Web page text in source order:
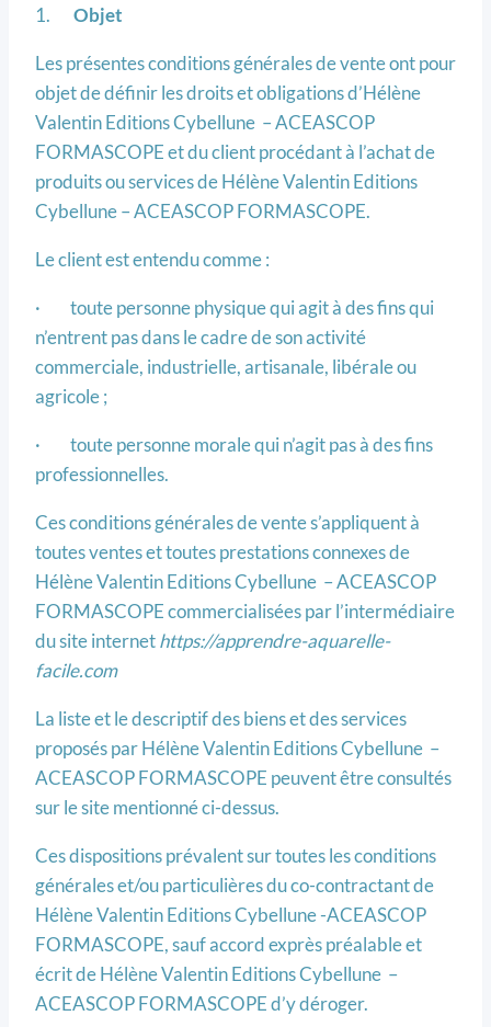
1. Objet
Les présentes conditions générales de vente ont pour
objet de définir les droits et obligations d’Hélène
Valentin Editions Cybellune – ACEASCOP
FORMASCOPE et du client procédant à l’achat de
produits ou services de Hélène Valentin Editions
Cybellune – ACEASCOP FORMASCOPE.
Le client est entendu comme :
· toute personne physique qui agit à des fins qui
n’entrent pas dans le cadre de son activité
commerciale, industrielle, artisanale, libérale ou
agricole ;
· toute personne morale qui n’agit pas à des fins
professionnelles.
Ces conditions générales de vente s’appliquent à
toutes ventes et toutes prestations connexes de
Hélène Valentin Editions Cybellune – ACEASCOP
FORMASCOPE commercialisées par l’intermédiaire
du site internethttps://apprendre-aquarelle-
facile.com
La liste et le descriptif des biens et des services
proposés par Hélène Valentin Editions Cybellune –
ACEASCOP FORMASCOPE peuvent être consultés
sur le site mentionné ci-dessus.
Ces dispositions prévalent sur toutes les conditions
générales et/ou particulières du co-contractant de
Hélène Valentin Editions Cybellune -ACEASCOP
FORMASCOPE, sauf accord exprès préalable et
écrit de Hélène Valentin Editions Cybellune –
ACEASCOP FORMASCOPE d’y déroger.